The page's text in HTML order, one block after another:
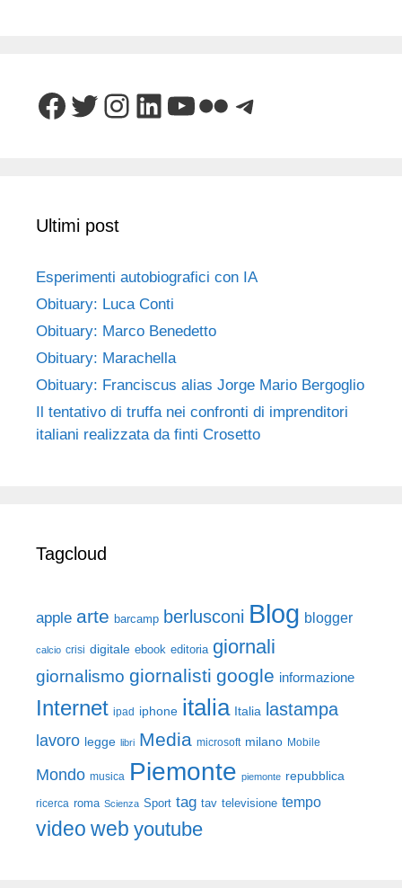
Facebook
Twitter
Instagram
LinkedIn
YouTube
FlickrTelegram
Ultimi post
Esperimenti autobiografici con IA
Obituary: Luca Conti
Obituary: Marco Benedetto
Obituary: Marachella
Obituary: Franciscus alias Jorge Mario Bergoglio
Il tentativo di truffa nei confronti di imprenditori
italiani realizzata da finti Crosetto
Tagcloud
apple arte barcamp berlusconi Blog blogger
calcio crisi digitale ebook editoria giornali
giornalismo giornalisti google informazione
Internet ipad iphone italia Italia lastampa
lavoro legge libri Media microsoft milano Mobile
Mondo musica Piemonte piemonte repubblica
ricerca roma Scienza Sport tag tav televisione tempo
video web youtube